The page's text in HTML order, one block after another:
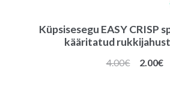
Küpsisesegu EASY CRISP
kääritatud rukkijahust
4.00€
Algne
2.00€